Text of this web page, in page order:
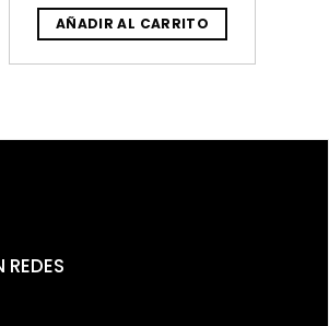
AÑADIR AL CARRITO
REDES